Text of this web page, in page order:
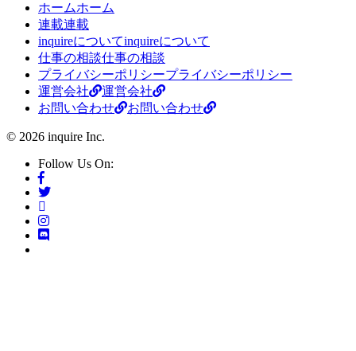
ホームホーム
連載連載
inquireについてinquireについて
仕事の相談仕事の相談
プライバシーポリシープライバシーポリシー
運営会社
運営会社
お問い合わせ
お問い合わせ
© 2026 inquire Inc.
Follow Us On: